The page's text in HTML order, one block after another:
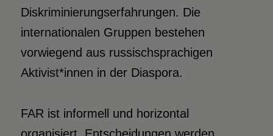
Diskriminierungserfahrungen. Die
internationalen Gruppen bestehen
vorwiegend aus russischsprachigen
Aktivist*innen in der Diaspora.
FAR ist informell und horizontal